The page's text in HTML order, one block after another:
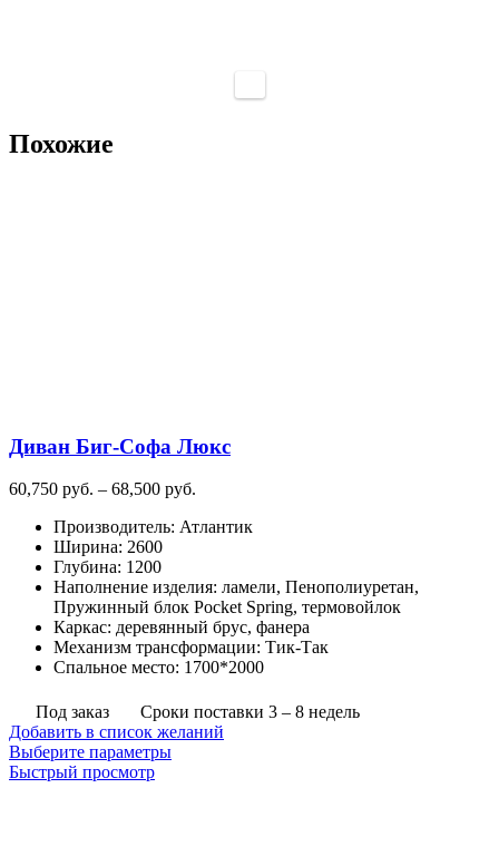
Похожие
Диван Биг-Софа Люкс
60,750 руб. – 68,500 руб.
60,750
68,500
руб.
Производитель: Атлантик
Ширина: 2600
Глубина: 1200
Наполнение изделия: ламели, Пенополиуретан,
Пружинный блок Pocket Spring, термовойлок
Каркас: деревянный брус, фанера
Механизм трансформации: Тик-Так
Спальное место: 1700*2000
Под заказ
Сроки поставки 3 – 8 недель
Добавить в список желаний
Выберите параметрыЭтот
Быстрый просмотр